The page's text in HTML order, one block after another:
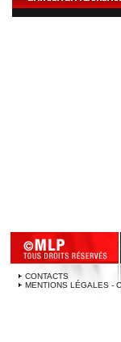
CONTACTS
MENTIONS LÉGALES -